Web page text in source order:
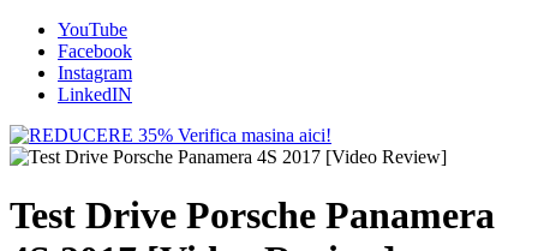
YouTube
Facebook
Instagram
LinkedIN
Test Drive Porsche Panamera